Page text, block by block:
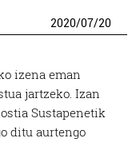
2020/07/20
izena eman
jartzeko. Izan
Sustapenetik
ditu aurtengo